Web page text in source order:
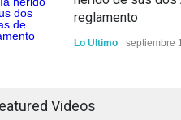
reglamento
Lo Ultimo septiembre
Videos